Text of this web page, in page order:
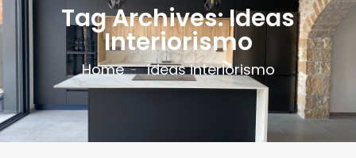
Tag Archives: Ideas
Interiorismo
Home ideas interiorismo